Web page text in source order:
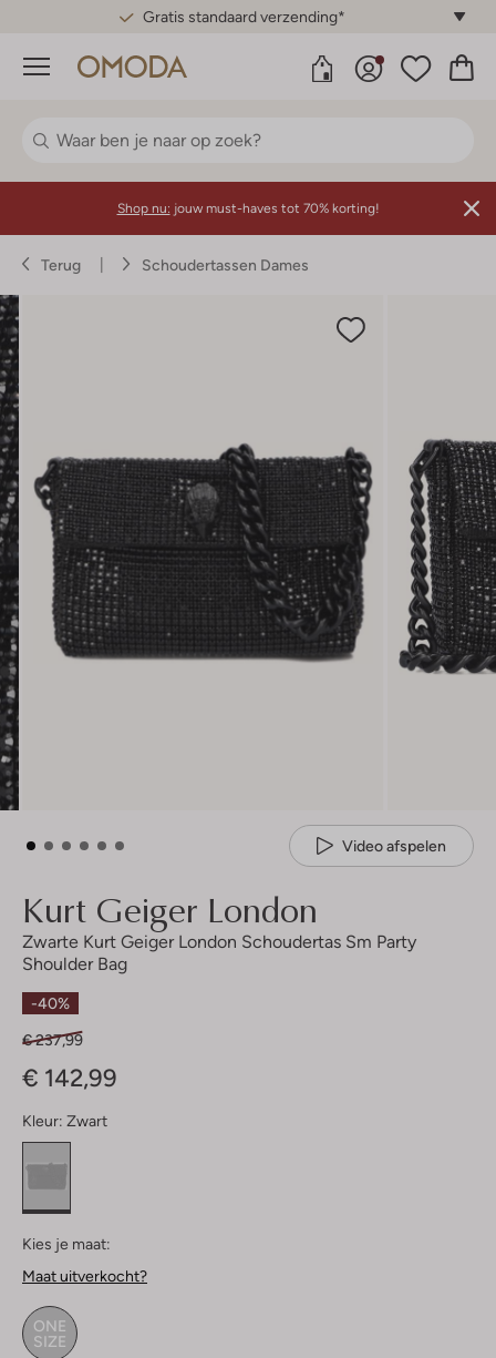
Gratis standaard verzending*
Menu
Shop nu: jouw must-haves tot 70% korting!
Terug Schoudertassen Dames
Video afspelen
Kurt Geiger London
Zwarte Kurt Geiger London Schoudertas Sm Party
Shoulder Bag
-40%
€ 237,99
€ 142,99
Kleur: Zwart
Kies je maat:
Maat uitverkocht?
ONE
SIZE